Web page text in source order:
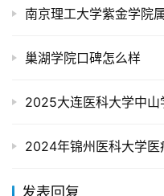
南京理工大学紫金学院
巢湖学院口碑怎么样
2025大连医科大学中山
2024年锦州医科大学医
发表回复